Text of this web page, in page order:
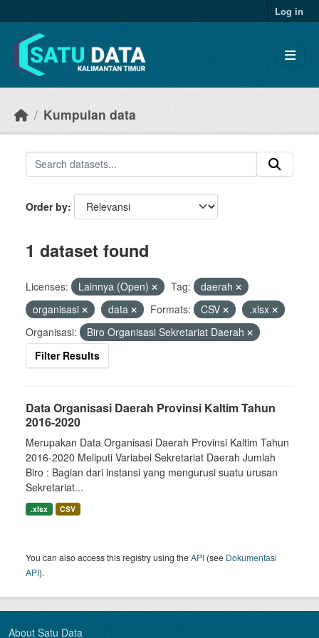
Log in
Kumpulan data
Order by
1 dataset found
Licenses: Lainnya (Open) Tag:
daerah
organisasi
data Formats: CSV
.xlsx
Organisasi:
Biro Organisasi Sekretariat Daerah
Filter Results
Data Organisasi Daerah Provinsi Kaltim Tahun
2016-2020
Merupakan Data Organisasi Daerah Provinsi Kaltim Tahun
2016-2020 Meliputi Variabel Sekretariat Daerah Jumlah
Biro : Bagian dari instansi yang mengurusi suatu urusan
Sekretariat...
.xlsx CSV
You can also access this registry using theAPI (see Dokumentasi
API).
About Satu Data